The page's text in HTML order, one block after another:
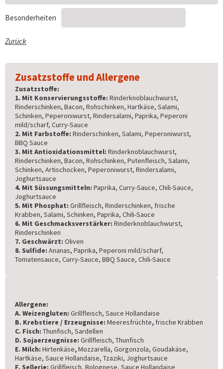
Besonderheiten
Zurück
Zusatzstoffe und Allergene
Zusatzstoffe:
1. Mit Konservierungsstoffe: Rinderknoblauchwurst,
Rinderschinken, Bacon, Rohschinken, Hartkäse, Salami,
Schinken, Peperoniwurst, Rindersalami, Paprika, Peperoni
mild/scharf, Curry-Sauce
2. Mit Farbstoffe: Rinderschinken, Salami, Peperoniwurst,
BBQ Sauce
3. Mit Antioxidationsmittel: Rinderknoblauchwurst,
Rinderschinken, Bacon, Rohschinken, Putenfleisch, Salami,
Schinken, Artischocken, Peperoniwurst, Rindersalami,
Joghurtsauce
4. Mit Süssungsmitteln: Paprika, Curry-Sauce, Chili-Sauce,
Joghurtsauce
5. Mit Phosphat: Grillfleisch, Rinderschinken, frische
Krabben, Salami, Schinken, Paprika, Chili-Sauce
6. Mit Geschmacksverstärker: Rinderknoblauchwurst,
Rinderschinken
7. Geschwärzt: Oliven
8. Sulfide: Ananas, Paprika, Peperoni mild/scharf,
Tomatensauce, Curry-Sauce, BBQ Sauce, Chili-Sauce
Allergene:
A. Weizengluten: Grillfleisch, Sauce Hollandaise
B. Krebstiere / Erzeugnisse: Meeresfrüchte, frische Krabben
C. Fisch: Thunfisch, Sardellen
D. Sojaerzeugnisse: Grillfleisch, Thunfisch
E. Milch: Hirtenkäse,Mozzarella, Gorgonzola, Goudakäse,
Hartkäse, Sauce Hollandaise, Tzaziki, Joghurtsauce
F. Sellerie: Grillfleisch, Bolognese, Sauce Hollandaise